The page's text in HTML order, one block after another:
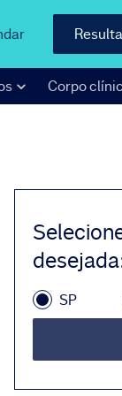
Corpo
desejada
SP